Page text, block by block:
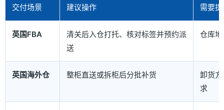
交付场景 建议操作 需要
英国FBA
清关后入仓打托、核对标签并预约派
送
仓库
英国海外仓 整柜直送或拆柜后分批补货
卸货
求